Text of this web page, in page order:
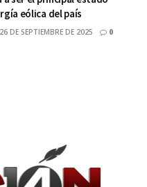
eólica del país
26 DE SEPTIEMBRE DE 2025 0